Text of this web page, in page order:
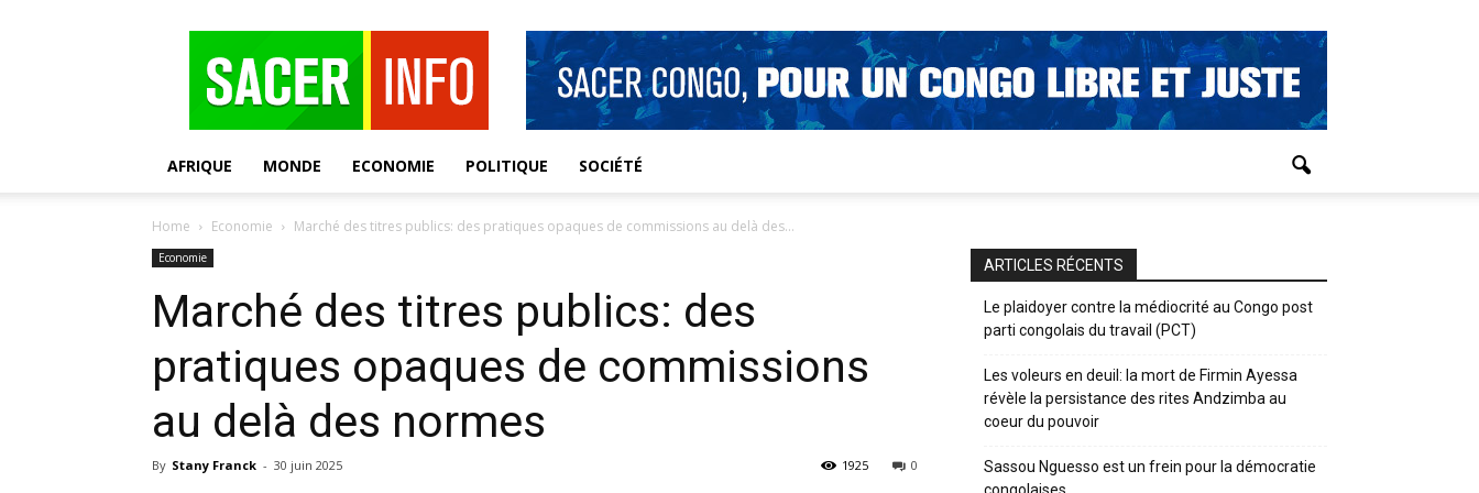
AFRIQUE MONDE ECONOMIE POLITIQUE SOCIÉTÉ
Home Economie Marché des titres publics: des pratiques opaques de commissions au delà des...
Economie
Marché des titres publics: des
pratiques opaques de commissions
au delà des normes
By Stany Franck - 30 juin 2025 0
1925
ARTICLES RÉCENTS
Le plaidoyer contre la médiocrité au Congo post
parti congolais du travail (PCT)
Les voleurs en deuil: la mort de Firmin Ayessa
révèle la persistance des rites Andzimba au
coeur du pouvoir
Sassou Nguesso est un frein pour la démocratie